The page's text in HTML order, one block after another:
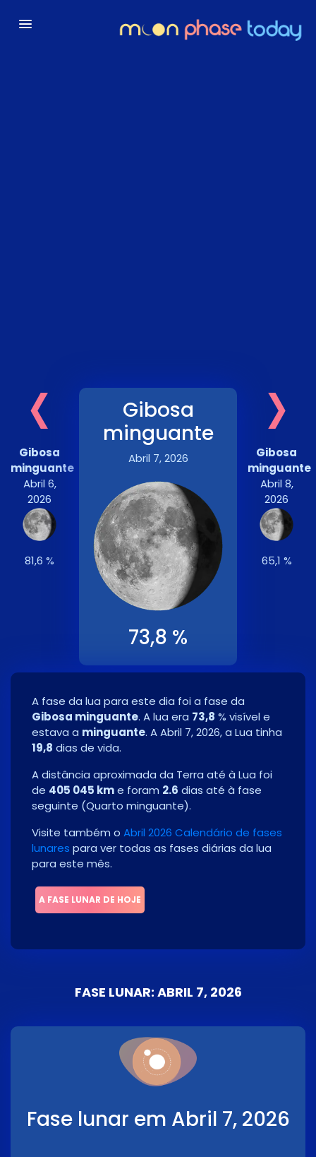
‹
Gibosa
minguante
Abril 6,
2026
81,6 %
Gibosa
minguante
Abril 7, 2026
73,8 %
›
Gibosa
minguante
Abril 8,
2026
65,1 %
A fase da lua para este dia foi a fase da
Gibosa minguante. A lua era 73,8 % visível e
estava a minguante. AAbril 7, 2026, a Lua tinha
19,8 dias de vida.
A distância aproximada da Terra até à Lua foi
de 405 045 kme foram 2.6 dias até à fase
seguinte (Quarto minguante).
Visite também o Abril 2026 Calendário de fases
lunares para ver todas as fases diárias da lua
para este mês.
A FASE LUNAR DE HOJE
FASE LUNAR: ABRIL 7, 2026
Fase lunar em Abril 7, 2026